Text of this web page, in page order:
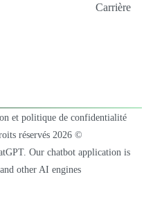
Carrière
© 2026 Chatgpt.co.il. Tous droits réservés.
Our chatbot application is
other AI engines.
et politique de confidentialité